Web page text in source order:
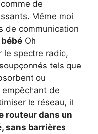
de
Même moi
de communication
Oh
le spectre radio,
tels que
ou
de
le réseau, il
routeur dans un
sans barrières